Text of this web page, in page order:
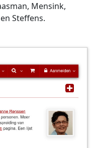
Mensink,
Steffens.